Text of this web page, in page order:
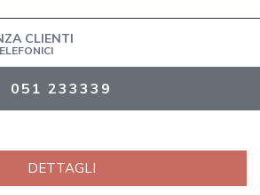
CLIENTI
051 233339
DETTAGLI